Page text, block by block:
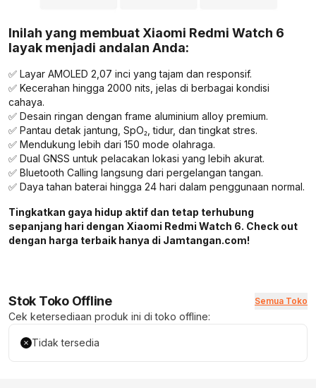
Inilah yang membuat Xiaomi Redmi Watch 6
layak menjadi andalan Anda:
✅ Layar AMOLED 2,07 inci yang tajam dan responsif.
✅ Kecerahan hingga 2000 nits, jelas di berbagai kondisi
cahaya.
✅ Desain ringan dengan frame aluminium alloy premium.
✅ Pantau detak jantung, SpO₂, tidur, dan tingkat stres.
✅ Mendukung lebih dari 150 mode olahraga.
✅ Dual GNSS untuk pelacakan lokasi yang lebih akurat.
✅ Bluetooth Calling langsung dari pergelangan tangan.
✅ Daya tahan baterai hingga 24 hari dalam penggunaan normal.
Tingkatkan gaya hidup aktif dan tetap terhubung
sepanjang hari dengan Xiaomi Redmi Watch 6. Check out
dengan harga terbaik hanya di Jamtangan.com!
Stok Toko Offline Semua Toko
Cek ketersediaan produk ini di toko offline:
Tidak tersedia